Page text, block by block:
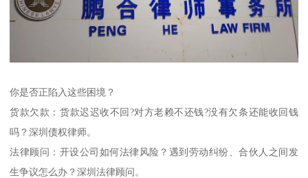
你是否正陷入这些困境？
货款欠款：货款迟迟收不回?对方老赖不还钱?没有欠条还能收回钱
吗？深圳债权律师。
法律顾问：开设公司如何法律风险？遇到劳动纠纷、合伙人之间发
生争议怎么办？深圳法律顾问。